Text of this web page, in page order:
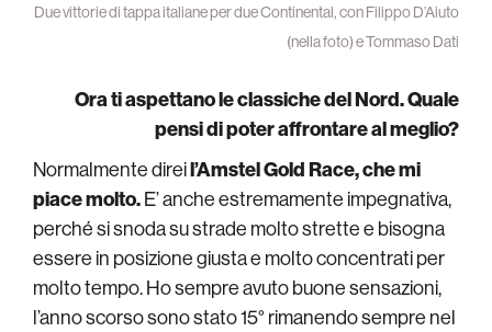
Due vittorie di tappa italiane per due Continental, con Filippo D’Aiuto
(nella foto) e Tommaso Dati
Ora ti aspettano le classiche del Nord. Quale
pensi di poter affrontare al meglio?
Normalmente direil’Amstel Gold Race, che mi
piace molto.E’ anche estremamente impegnativa,
perché si snoda su strade molto strette e bisogna
essere in posizione giusta e molto concentrati per
molto tempo. Ho sempre avuto buone sensazioni,
l’anno scorso sono stato 15° rimanendo sempre nel